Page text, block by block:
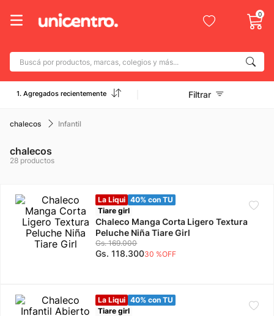
0
Buscá por productos, marcas, colegios y más...
Términos más buscados
1
2. champion
4. mochila
6. caterpillar
7. todo terreno
jdy
1. Agregados recientemente Filtrar
chalecos Infantil
chalecos
28 productos
La Liqui 40% con TU
Tiare girl
Chaleco Manga Corta Ligero Textura
Peluche Niña Tiare Girl
Gs. 169.000
Gs. 118.30030 %OFF
La Liqui 40% con TU
Tiare girl